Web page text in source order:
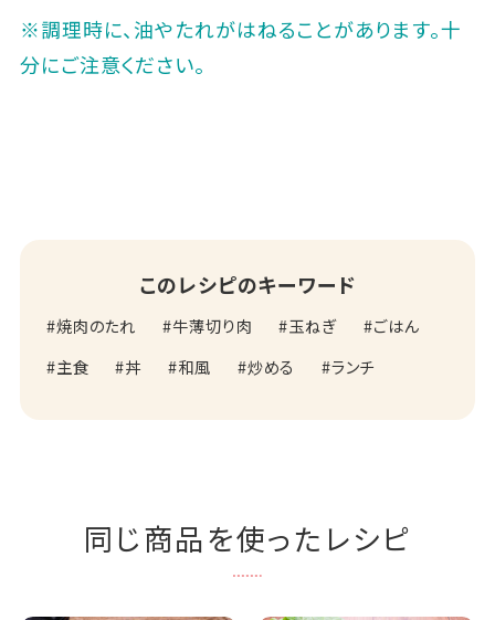
※調理時に、油やたれがはねることがあります。十
分にご注意ください。
このレシピのキーワード
焼肉のたれ 牛薄切り肉 玉ねぎ
ごはん
主食
丼 和風 炒める ランチ
同じ商品を使ったレシピ